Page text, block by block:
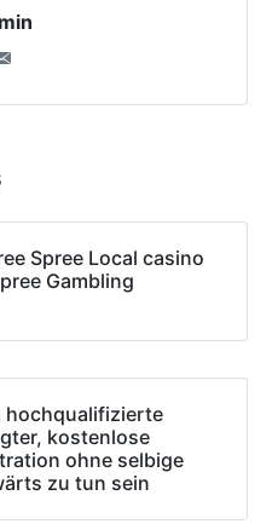
Spree Local casino
Gambling
hochqualifizierte
kostenlose
ohne selbige
zu tun sein